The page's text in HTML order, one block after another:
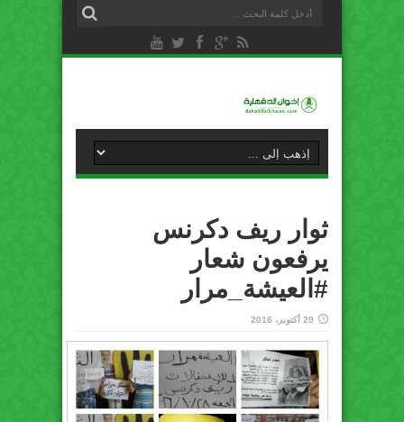
ثوار ريف دكرنس
يرفعون شعار
#العيشة_مرار
29 أكتوبر، 2016